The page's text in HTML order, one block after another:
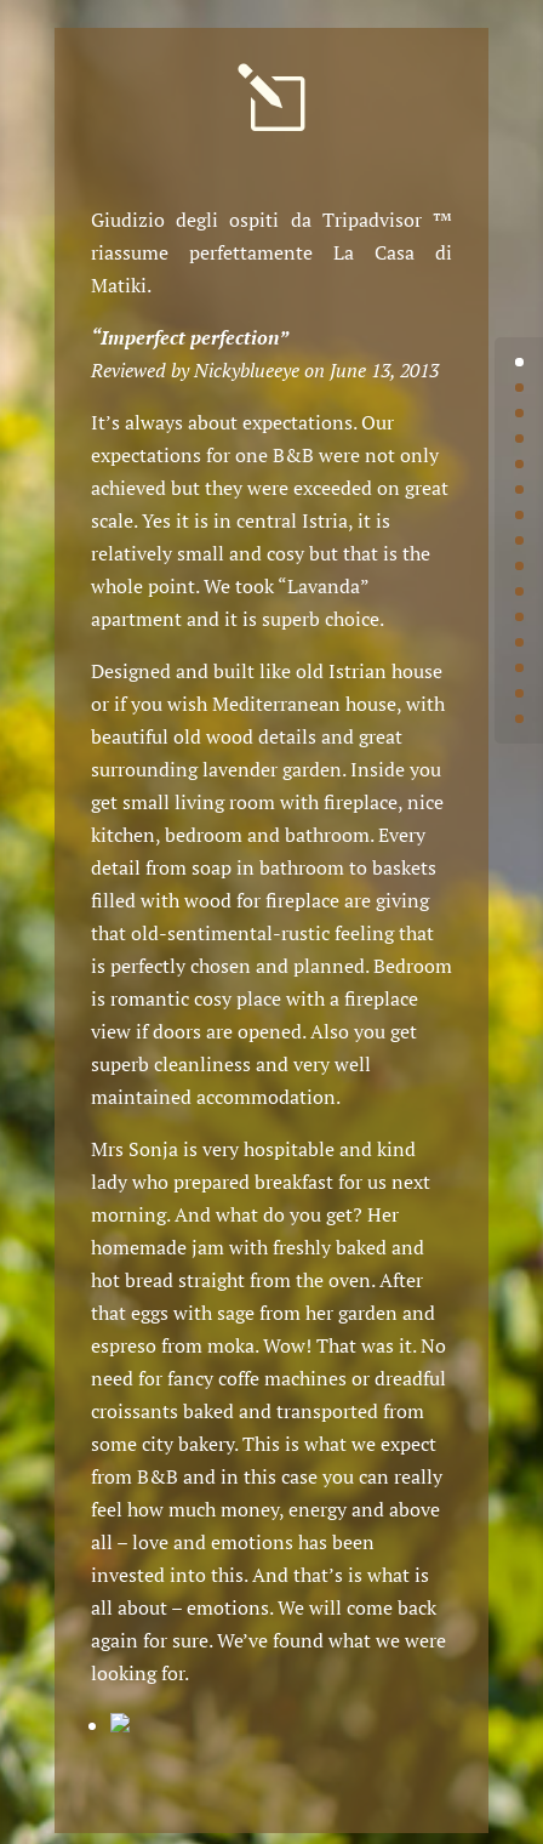
l
Giudizio degli ospiti da Tripadvisor ™
riassume perfettamente La Casa di
Matiki.
“Imperfect perfection”
Reviewed by Nickyblueeye on June 13, 2013
It’s always about expectations. Our
expectations for one B&B were not only
achieved but they were exceeded on great
scale. Yes it is in central Istria, it is
relatively small and cosy but that is the
whole point. We took “Lavanda”
apartment and it is superb choice.
Designed and built like old Istrian house
or if you wish Mediterranean house, with
beautiful old wood details and great
surrounding lavender garden. Inside you
get small living room with fireplace, nice
kitchen, bedroom and bathroom. Every
detail from soap in bathroom to baskets
filled with wood for fireplace are giving
that old-sentimental-rustic feeling that
is perfectly chosen and planned. Bedroom
is romantic cosy place with a fireplace
view if doors are opened. Also you get
superb cleanliness and very well
maintained accommodation.
Mrs Sonja is very hospitable and kind
lady who prepared breakfast for us next
morning. And what do you get? Her
homemade jam with freshly baked and
hot bread straight from the oven. After
that eggs with sage from her garden and
espreso from moka. Wow! That was it. No
need for fancy coffe machines or dreadful
croissants baked and transported from
some city bakery. This is what we expect
from B&B and in this case you can really
feel how much money, energy and above
all – love and emotions has been
invested into this. And that’s is what is
all about – emotions. We will come back
again for sure. We’ve found what we were
looking for.